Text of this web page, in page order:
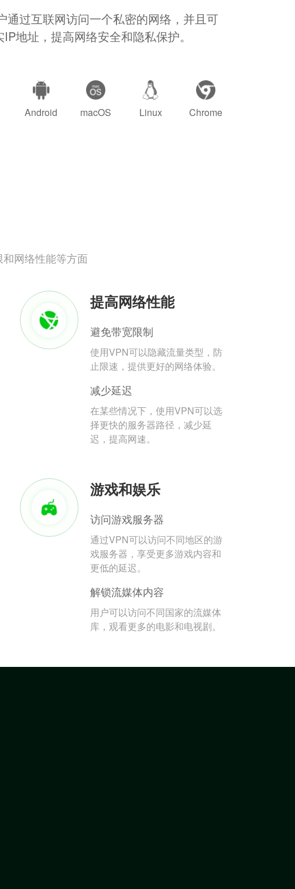
通过互联网访问一个私密的网络，并且可
地址，提高网络安全和隐私保护。
Android macOS Linux Chrome
网络性能等方面
提高网络性能
避免带宽限制
使用VPN可以隐藏流量类型，防
止限速，提供更好的网络体验。
减少延迟
在某些情况下，使用VPN可以选
择更快的服务器路径，减少延
迟，提高网速。
游戏和娱乐
访问游戏服务器
通过VPN可以访问不同地区的游
戏服务器，享受更多游戏内容和
更低的延迟。
解锁流媒体内容
用户可以访问不同国家的流媒体
库，观看更多的电影和电视剧。